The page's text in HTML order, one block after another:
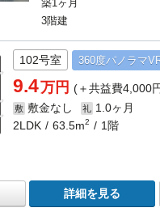
築1ヶ月
3階建
102号室 360度パノラマ
9.4万円(＋共益費4,000
敷 敷金なし 礼 1.0ヶ月
2LDK
63.5m2 1階
詳細を見る